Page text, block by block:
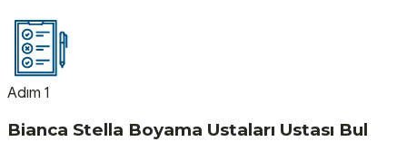
Adım 1
Bianca Stella Boyama Ustaları Ustası Bul